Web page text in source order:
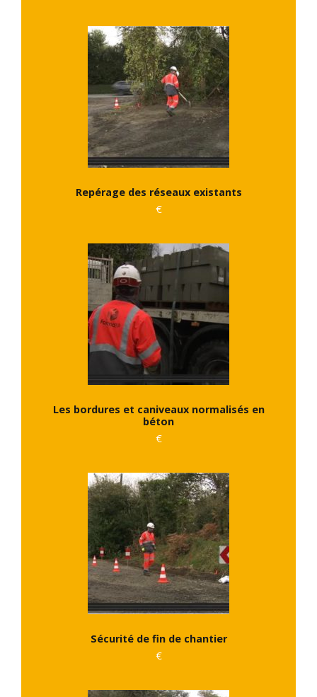
Repérage des réseaux existants
€
Les bordures et caniveaux normalisés en
béton
€
Sécurité de fin de chantier
€